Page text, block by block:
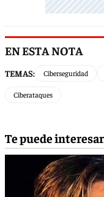
EN ESTA NOTA
TEMAS: Ciberseguridad
Ciberataques